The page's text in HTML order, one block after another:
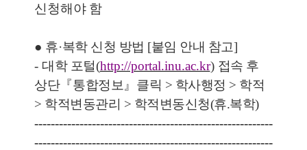
신청해야 함
● 휴·복학 신청 방법 [붙임 안내 참고]
- 대학 포털(http://portal.inu.ac.kr) 접속 후
상단『통합정보 』 클릭 > 학사행정 > 학적
> 학적변동관리 > 학적변동신청(휴.복학)
----------------------------------------------------------
----------------------------------------------------------